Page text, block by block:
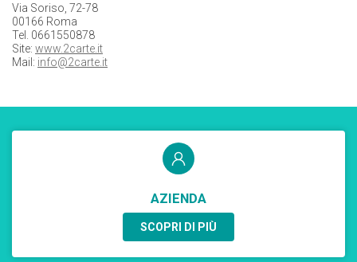
Via Soriso, 72-78
00166 Roma
Tel. 0661550878
Site: www.2carte.it
Mail: info@2carte.it
AZIENDA
SCOPRI DI PIÙ